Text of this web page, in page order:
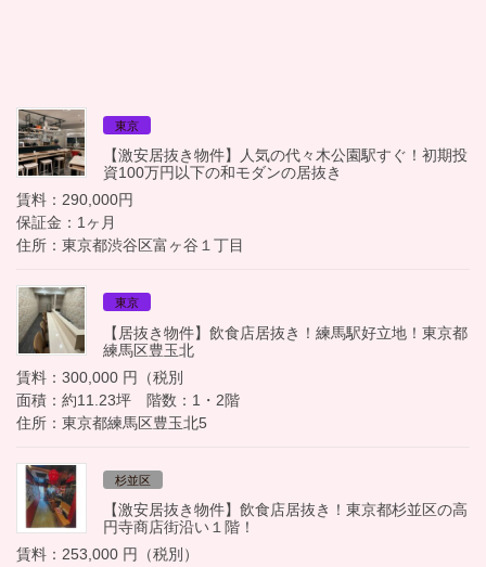
東京
【激安居抜き物件】人気の代々木公園駅すぐ！初期投
資100万円以下の和モダンの居抜き
賃料：290,000円
保証金：1ヶ月
住所：東京都渋谷区富ヶ谷１丁目
東京
【居抜き物件】飲食店居抜き！練馬駅好立地！東京都
練馬区豊玉北
賃料：300,000 円（税別
面積：約11.23坪 階数：1・2階
住所：東京都練馬区豊玉北5
杉並区
【激安居抜き物件】飲食店居抜き！東京都杉並区の高
円寺商店街沿い１階！
賃料：253,000 円（税別）